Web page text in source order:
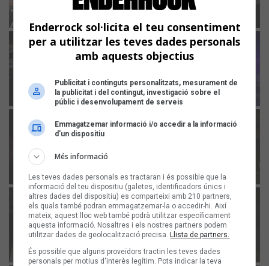
Enderrock sol·licita el teu consentiment
per a utilitzar les teves dades personals
amb aquests objectius
Publicitat i continguts personalitzats, mesurament de
la publicitat i del contingut, investigació sobre el
públic i desenvolupament de serveis
Emmagatzemar informació i/o accedir a la informació
d’un dispositiu
Més informació
Les teves dades personals es tractaran i és possible que la
informació del teu dispositiu (galetes, identificadors únics i
altres dades del dispositiu) es comparteixi amb 210 partners,
els quals també podran emmagatzemar-la o accedir-hi. Així
mateix, aquest lloc web també podrà utilitzar específicament
aquesta informació. Nosaltres i els nostres partners podem
utilitzar dades de geolocalització precisa. Llista de partners.
És possible que alguns proveïdors tractin les teves dades
personals per motius d'interès legítim. Pots indicar la teva